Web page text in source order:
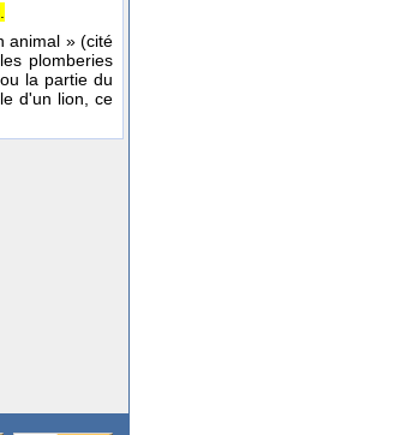
animal » (cité
plomberies
la partie du
d'un lion, ce